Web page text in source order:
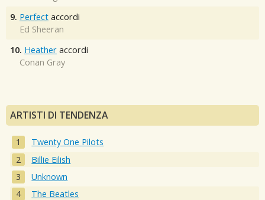
9. Perfect accordi
Ed Sheeran
10. Heather accordi
Conan Gray
ARTISTI DI TENDENZA
Twenty One Pilots
Billie Eilish
Unknown
The Beatles